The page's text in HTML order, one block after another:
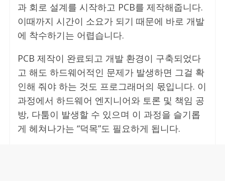
과 회로 설계를 시작하고 PCB를 제작해줍니다.
이때까지 시간이 소요가 되기 때문에 바로 개발
에 착수하기는 어렵습니다.
PCB 제작이 완료되고 개발 환경이 구축되었다
고 해도 하드웨어적인 문제가 발생하면 그걸 확
인해 줘야 하는 것도 프로그래머의 몫입니다. 이
과정에서 하드웨어 엔지니어와 토론 및 책임 공
방, 다툼이 발생할 수 있으며 이 과정을 슬기롭
게 헤쳐나가는 “덕목”도 필요하게 됩니다.